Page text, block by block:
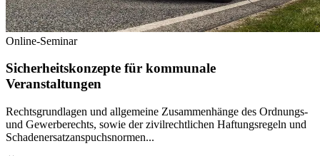
Online-Seminar
Sicherheitskonzepte für kommunale
Veranstaltungen
Rechtsgrundlagen und allgemeine Zusammenhänge des Ordnungs-
und Gewerberechts, sowie der zivilrechtlichen Haftungsregeln und
Schadenersatzanspuchsnormen...